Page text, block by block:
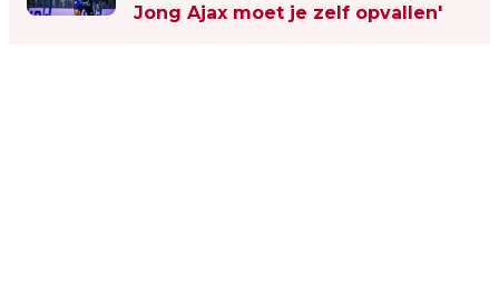
Jong Ajax moet je zelf opvallen'